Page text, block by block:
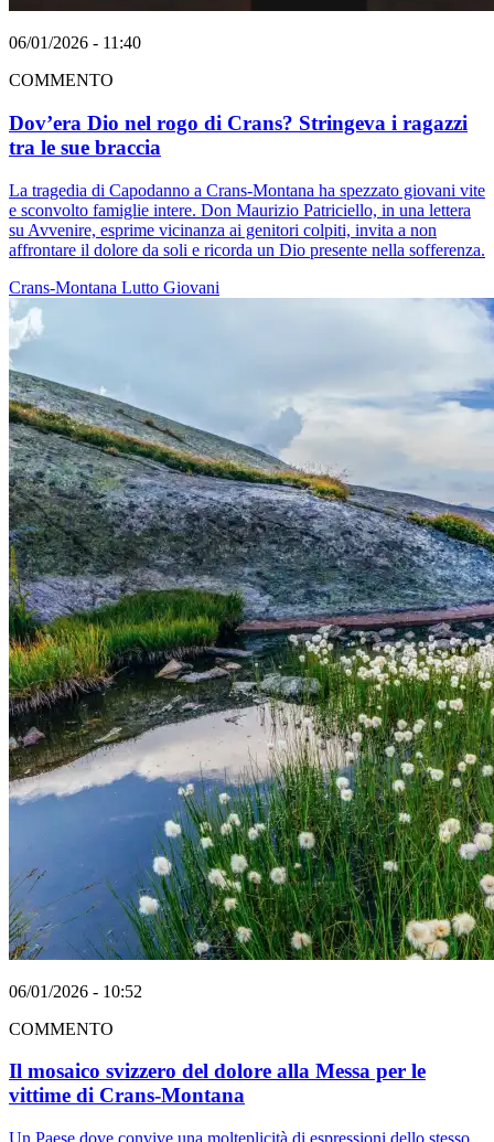
06/01/2026 - 11:40
COMMENTO
Dov’era Dio nel rogo di Crans? Stringeva i ragazzi
tra le sue braccia
La tragedia di Capodanno a Crans-Montana ha spezzato giovani vite
e sconvolto famiglie intere. Don Maurizio Patriciello, in una lettera
su Avvenire, esprime vicinanza ai genitori colpiti, invita a non
affrontare il dolore da soli e ricorda un Dio presente nella sofferenza.
Crans-Montana Lutto Giovani
06/01/2026 - 10:52
COMMENTO
Il mosaico svizzero del dolore alla Messa per le
vittime di Crans-Montana
Un Paese dove convive una molteplicità di espressioni dello stesso